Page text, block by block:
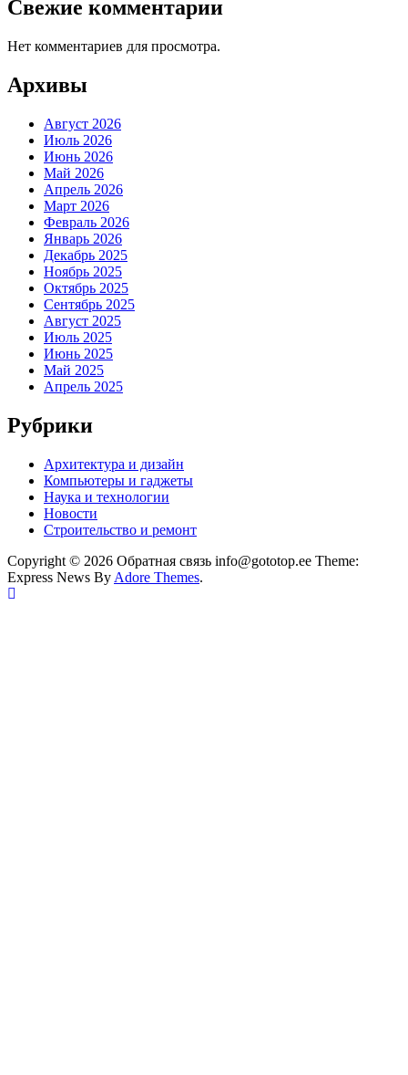
Свежие комментарии
Нет комментариев для просмотра.
Архивы
Август 2026
Июль 2026
Июнь 2026
Май 2026
Апрель 2026
Март 2026
Февраль 2026
Январь 2026
Декабрь 2025
Ноябрь 2025
Октябрь 2025
Сентябрь 2025
Август 2025
Июль 2025
Июнь 2025
Май 2025
Апрель 2025
Рубрики
Архитектура и дизайн
Компьютеры и гаджеты
Наука и технологии
Новости
Строительство и ремонт
Copyright © 2026 Обратная связь info@gototop.ee Theme:
Express News By Adore Themes.